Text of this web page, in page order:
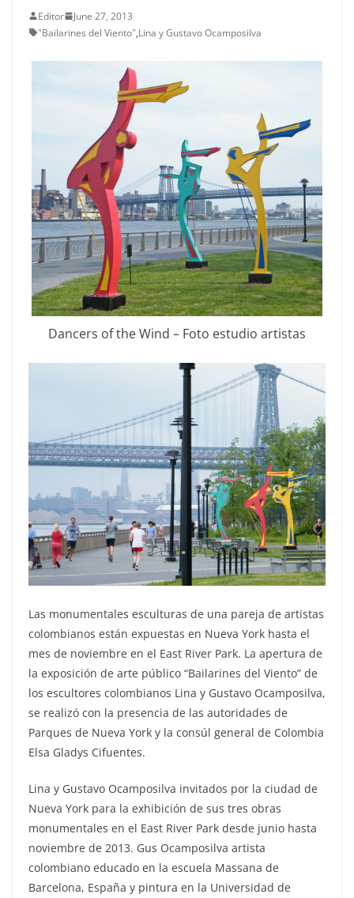
Editor
June 27, 2013
"Bailarines del Viento",Lina y Gustavo Ocamposilva
Dancers of the Wind – Foto estudio artistas
Las monumentales esculturas de una pareja de artistas
colombianos están expuestas en Nueva York hasta el
mes de noviembre en el East River Park. La apertura de
la exposición de arte público “Bailarines del Viento” de
los escultores colombianos Lina y Gustavo Ocamposilva,
se realizó con la presencia de las autoridades de
Parques de Nueva York y la consúl general de Colombia
Elsa Gladys Cifuentes.
Lina y Gustavo Ocamposilva invitados por la ciudad de
Nueva York para la exhibición de sus tres obras
monumentales en el East River Park desde junio hasta
noviembre de 2013. Gus Ocamposilva artista
colombiano educado en la escuela Massana de
Barcelona, España y pintura en la Universidad de